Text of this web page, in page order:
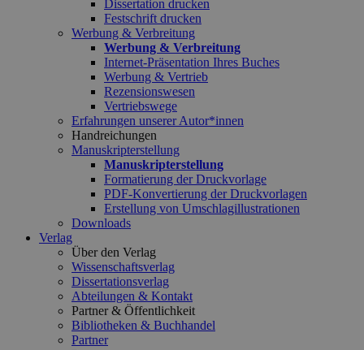
Dissertation drucken
Festschrift drucken
Werbung & Verbreitung
Werbung & Verbreitung
Internet-Präsentation Ihres Buches
Werbung & Vertrieb
Rezensionswesen
Vertriebswege
Erfahrungen unserer Autor*innen
Handreichungen
Manuskripterstellung
Manuskripterstellung
Formatierung der Druckvorlage
PDF-Konvertierung der Druckvorlagen
Erstellung von Umschlagillustrationen
Downloads
Verlag
Über den Verlag
Wissenschaftsverlag
Dissertationsverlag
Abteilungen & Kontakt
Partner & Öffentlichkeit
Bibliotheken & Buchhandel
Partner